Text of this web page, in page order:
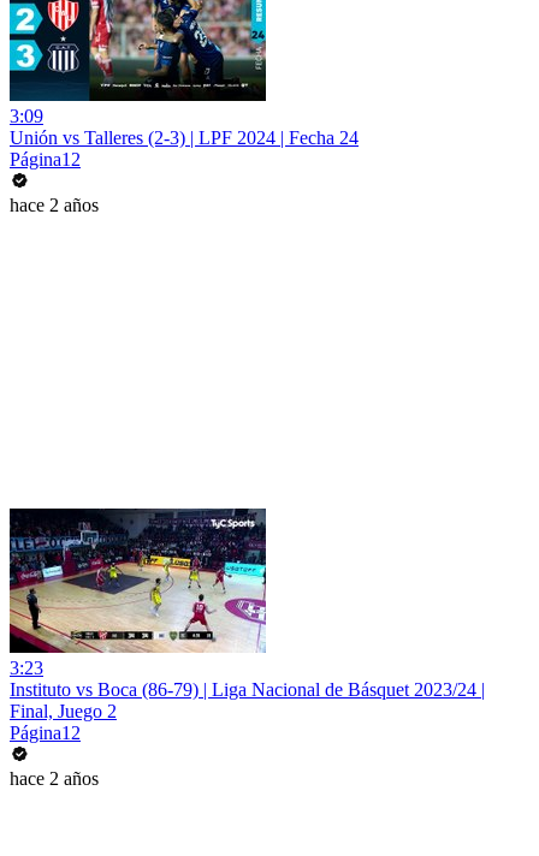
3:09
Unión vs Talleres (2-3) | LPF 2024 | Fecha 24
Página12
hace 2 años
3:23
Instituto vs Boca (86-79) | Liga Nacional de Básquet 2023/24 |
Final, Juego 2
Página12
hace 2 años